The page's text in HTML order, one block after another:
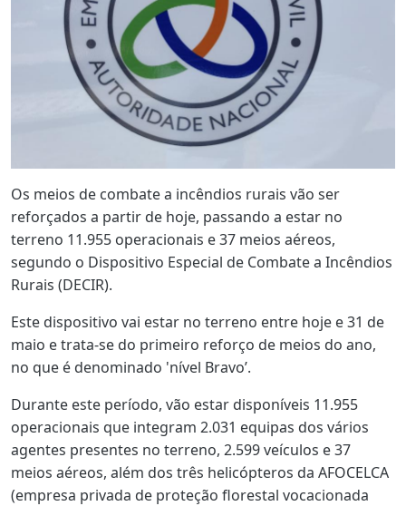
Os meios de combate a incêndios rurais vão ser
reforçados a partir de hoje, passando a estar no
terreno 11.955 operacionais e 37 meios aéreos,
segundo o Dispositivo Especial de Combate a Incêndios
Rurais (DECIR).
Este dispositivo vai estar no terreno entre hoje e 31 de
maio e trata-se do primeiro reforço de meios do ano,
no que é denominado 'nível Bravo’.
Durante este período, vão estar disponíveis 11.955
operacionais que integram 2.031 equipas dos vários
agentes presentes no terreno, 2.599 veículos e 37
meios aéreos, além dos três helicópteros da AFOCELCA
(empresa privada de proteção florestal vocacionada